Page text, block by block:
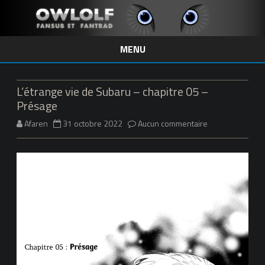
MENU
Skip
to
content
L’étrange vie de Subaru – chapitre 05 –
Présage
Afaren 31 octobre 2022 Aucun commentaire
Subaru
–
chapitre